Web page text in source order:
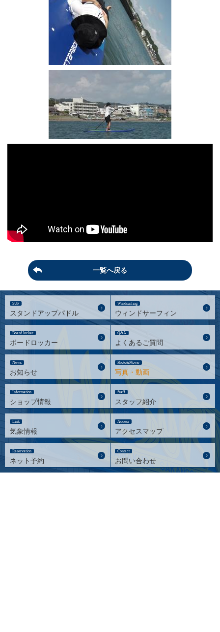
一覧へ戻る
SUP
スタンドアップパドル
Windsurfing
ウィンドサーフィン
Board locker
ボードロッカー
Q&A
よくあるご質問
News
お知らせ
Photo&Movie
写真・動画
Information
ショップ情報
Staff
スタッフ紹介
Link
気象情報
Access
アクセスマップ
Reservation
ネット予約
Contact
お問い合わせ